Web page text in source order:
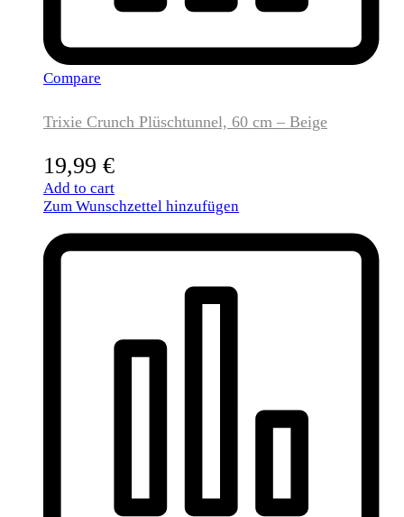
Compare
Trixie Crunch Plüschtunnel, 60 cm – Beige
19,99 €
Add to cart
Zum Wunschzettel hinzufügen